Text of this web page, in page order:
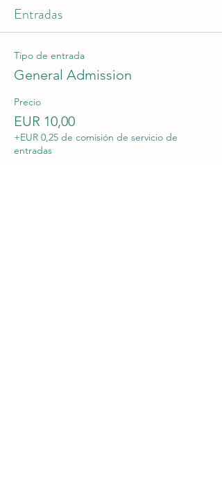
Entradas
Tipo de entrada
General Admission
Precio
EUR 10,00
+EUR 0,25 de comisión de servicio de
entradas